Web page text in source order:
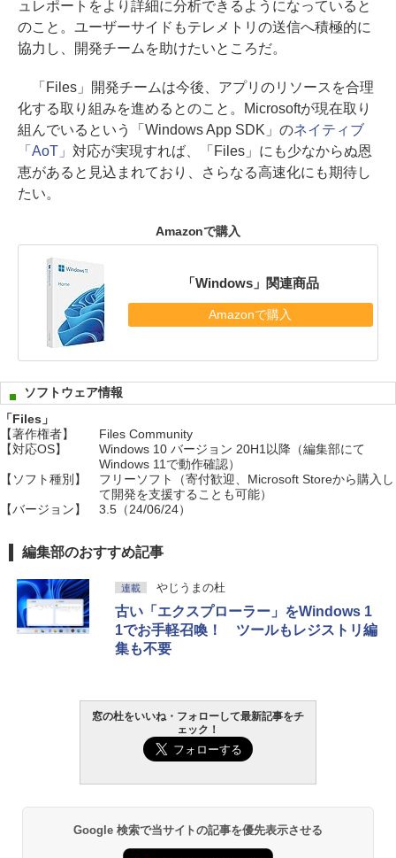
ュレポートをより詳細に分析できるようになっていると
のこと。ユーザーサイドもテレメトリの送信へ積極的に
協力し、開発チームを助けたいところだ。
「Files」開発チームは今後、アプリのリソースを合理
化する取り組みを進めるとのこと。Microsoftが現在取り
組んでいるという「Windows App SDK」のネイティブ
「AoT」 対応が実現すれば、「Files」にも少なからぬ恩
恵があると見込まれており、さらなる高速化にも期待し
たい。
Amazonで購入
「Windows」関連商品
Amazonで購入
ソフトウェア情報
「Files」
【著作権者】
Files Community
【対応OS】
Windows 10 バージョン 20H1以降（編集部にて
Windows 11で動作確認）
【ソフト種別】
フリーソフト（寄付歓迎、Microsoft Storeから購入し
て開発を支援することも可能）
【バージョン】
3.5（24/06/24）
編集部のおすすめ記事
連載 やじうまの杜
古い「エクスプローラー」をWindows 1
1でお手軽召喚！ ツールもレジストリ編
集も不要
窓の杜をいいね・フォローして最新記事をチ
ェック！
Google 検索で当サイトの記事を優先表示させる